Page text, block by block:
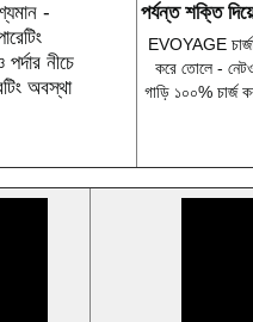
-
নীচে
অবস্থা
পর্যন্ত শক্তি
EVOYAGE
করে তোলে -
গাড়ি ১০০% চার্জ